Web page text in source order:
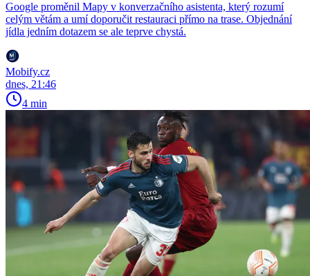
Google proměnil Mapy v konverzačního asistenta, který rozumí
celým větám a umí doporučit restauraci přímo na trase. Objednání
jídla jedním dotazem se ale teprve chystá.
Mobify.cz
dnes, 21:46
4 min